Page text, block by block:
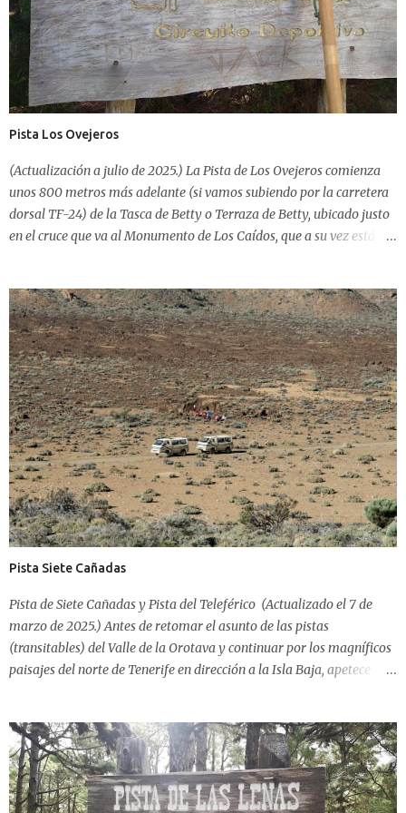
su interior y rastros de haber sido usada por senderistas,
especialmente en invierno. Esta...
Pista Los Ovejeros
(Actualización a julio de 2025.) La Pista de Los Ovejeros comienza
unos 800 metros más adelante (si vamos subiendo por la carretera
dorsal TF-24) de la Tasca de Betty o Terraza de Betty, ubicado justo
en el cruce que va al Monumento de Los Caídos, que a su vez está
una gran curva de 360º por la que continúa la Carretera Dorsal. Si
empezamos en este punto, la pista, salvo algunas ligeras pendientes
en ascenso, tiende a llanear, salvo a partir de los 3,5 kms., donde
encontrarás a tu derecha, comenzando a ascender, la Pista del Fayal
, que durante 5,5 kms. más, en ascenso, continua hasta llegar a Las
Lagunetas. En ese punto, ya desde unos cientos de metros más atrás,
la Pista de Los Ovejeros va en bajada continua. O eso creía.
Revisando la descripción original de 2008 me doy cuenta que lo que
toda la vida hemos entendido que "era" la Pista de ...
Pista Siete Cañadas
Pista de Siete Cañadas y Pista del Teleférico (Actualizado el 7 de
marzo de 2025.) Antes de retomar el asunto de las pistas
(transitables) del Valle de la Orotava y continuar por los magníficos
paisajes del norte de Tenerife en dirección a la Isla Baja, apetece
por este desértico paraje. Se trata, ya lo habrás intuido, de la Pista de
Siete Cañadas, que recorre el fondo del gigantesco cráter de Las
Cañadas del Teide desde el sitio de el Portillo de la Villa hasta el
Parador Nacional durante un trayecto de 15 kilómetros entre ambos